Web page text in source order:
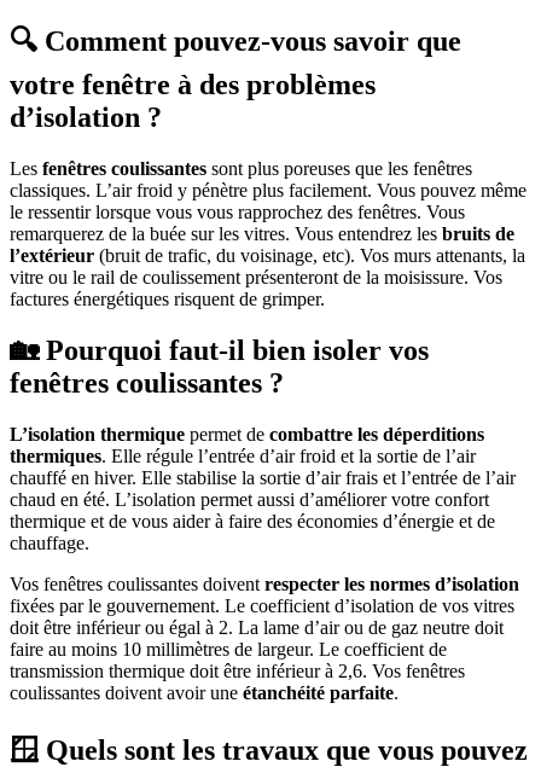
🔍 Comment pouvez-vous savoir que
votre fenêtre à des problèmes
d’isolation ?
Les fenêtres coulissantes sont plus poreuses que les fenêtres
classiques. L’air froid y pénètre plus facilement. Vous pouvez même
le ressentir lorsque vous vous rapprochez des fenêtres. Vous
remarquerez de la buée sur les vitres. Vous entendrez les bruits de
l’extérieur (bruit de trafic, du voisinage, etc). Vos murs attenants, la
vitre ou le rail de coulissement présenteront de la moisissure. Vos
factures énergétiques risquent de grimper.
🏡 Pourquoi faut-il bien isoler vos
fenêtres coulissantes ?
L’isolation thermique permet de combattre les déperditions
thermiques. Elle régule l’entrée d’air froid et la sortie de l’air
chauffé en hiver. Elle stabilise la sortie d’air frais et l’entrée de l’air
chaud en été. L’isolation permet aussi d’améliorer votre confort
thermique et de vous aider à faire des économies d’énergie et de
chauffage.
Vos fenêtres coulissantes doivent respecter les normes d’isolation
fixées par le gouvernement. Le coefficient d’isolation de vos vitres
doit être inférieur ou égal à 2. La lame d’air ou de gaz neutre doit
faire au moins 10 millimètres de largeur. Le coefficient de
transmission thermique doit être inférieur à 2,6. Vos fenêtres
coulissantes doivent avoir une étanchéité parfaite.
🪟 Quels sont les travaux que vous pouvez